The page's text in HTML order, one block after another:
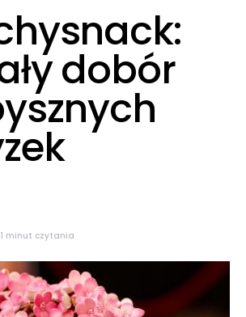
dobór
1 minut czytania